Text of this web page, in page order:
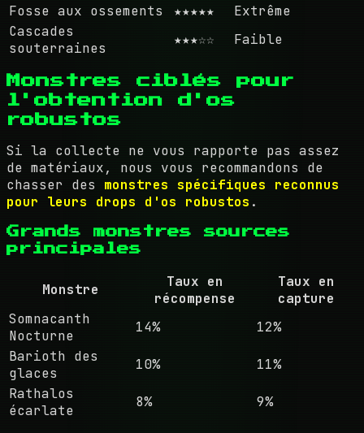
Fosse aux ossements
★★★★★
Extrême
Cascades
souterraines
★★★☆☆ Faible
Monstres ciblés pour
l'obtention d'os
robustos
Si la collecte ne vous rapporte pas assez
de matériaux, nous vous recommandons de
chasser des monstres spécifiques reconnus
pour leurs drops d'os robustos .
Grands monstres sources
principales
Monstre
Taux en
récompense
Taux en
capture
Somnacanth
Nocturne
14%
12%
Barioth des
glaces
10%
11%
Rathalos
écarlate
8% 9%